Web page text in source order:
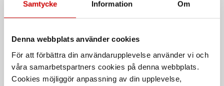
Samtycke Information Om
Denna webbplats använder cookies
För att förbättra din användarupplevelse använder vi och
våra samarbetspartners cookies på denna webbplats.
Cookies möjliggör anpassning av din upplevelse,
Kampanj